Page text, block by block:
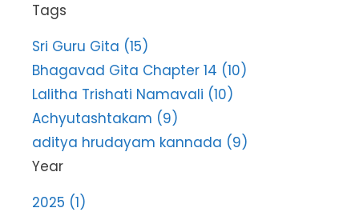
Tags
Sri Guru Gita (15)
Bhagavad Gita Chapter 14 (10)
Lalitha Trishati Namavali (10)
Achyutashtakam (9)
aditya hrudayam kannada (9)
Year
2025 (1)